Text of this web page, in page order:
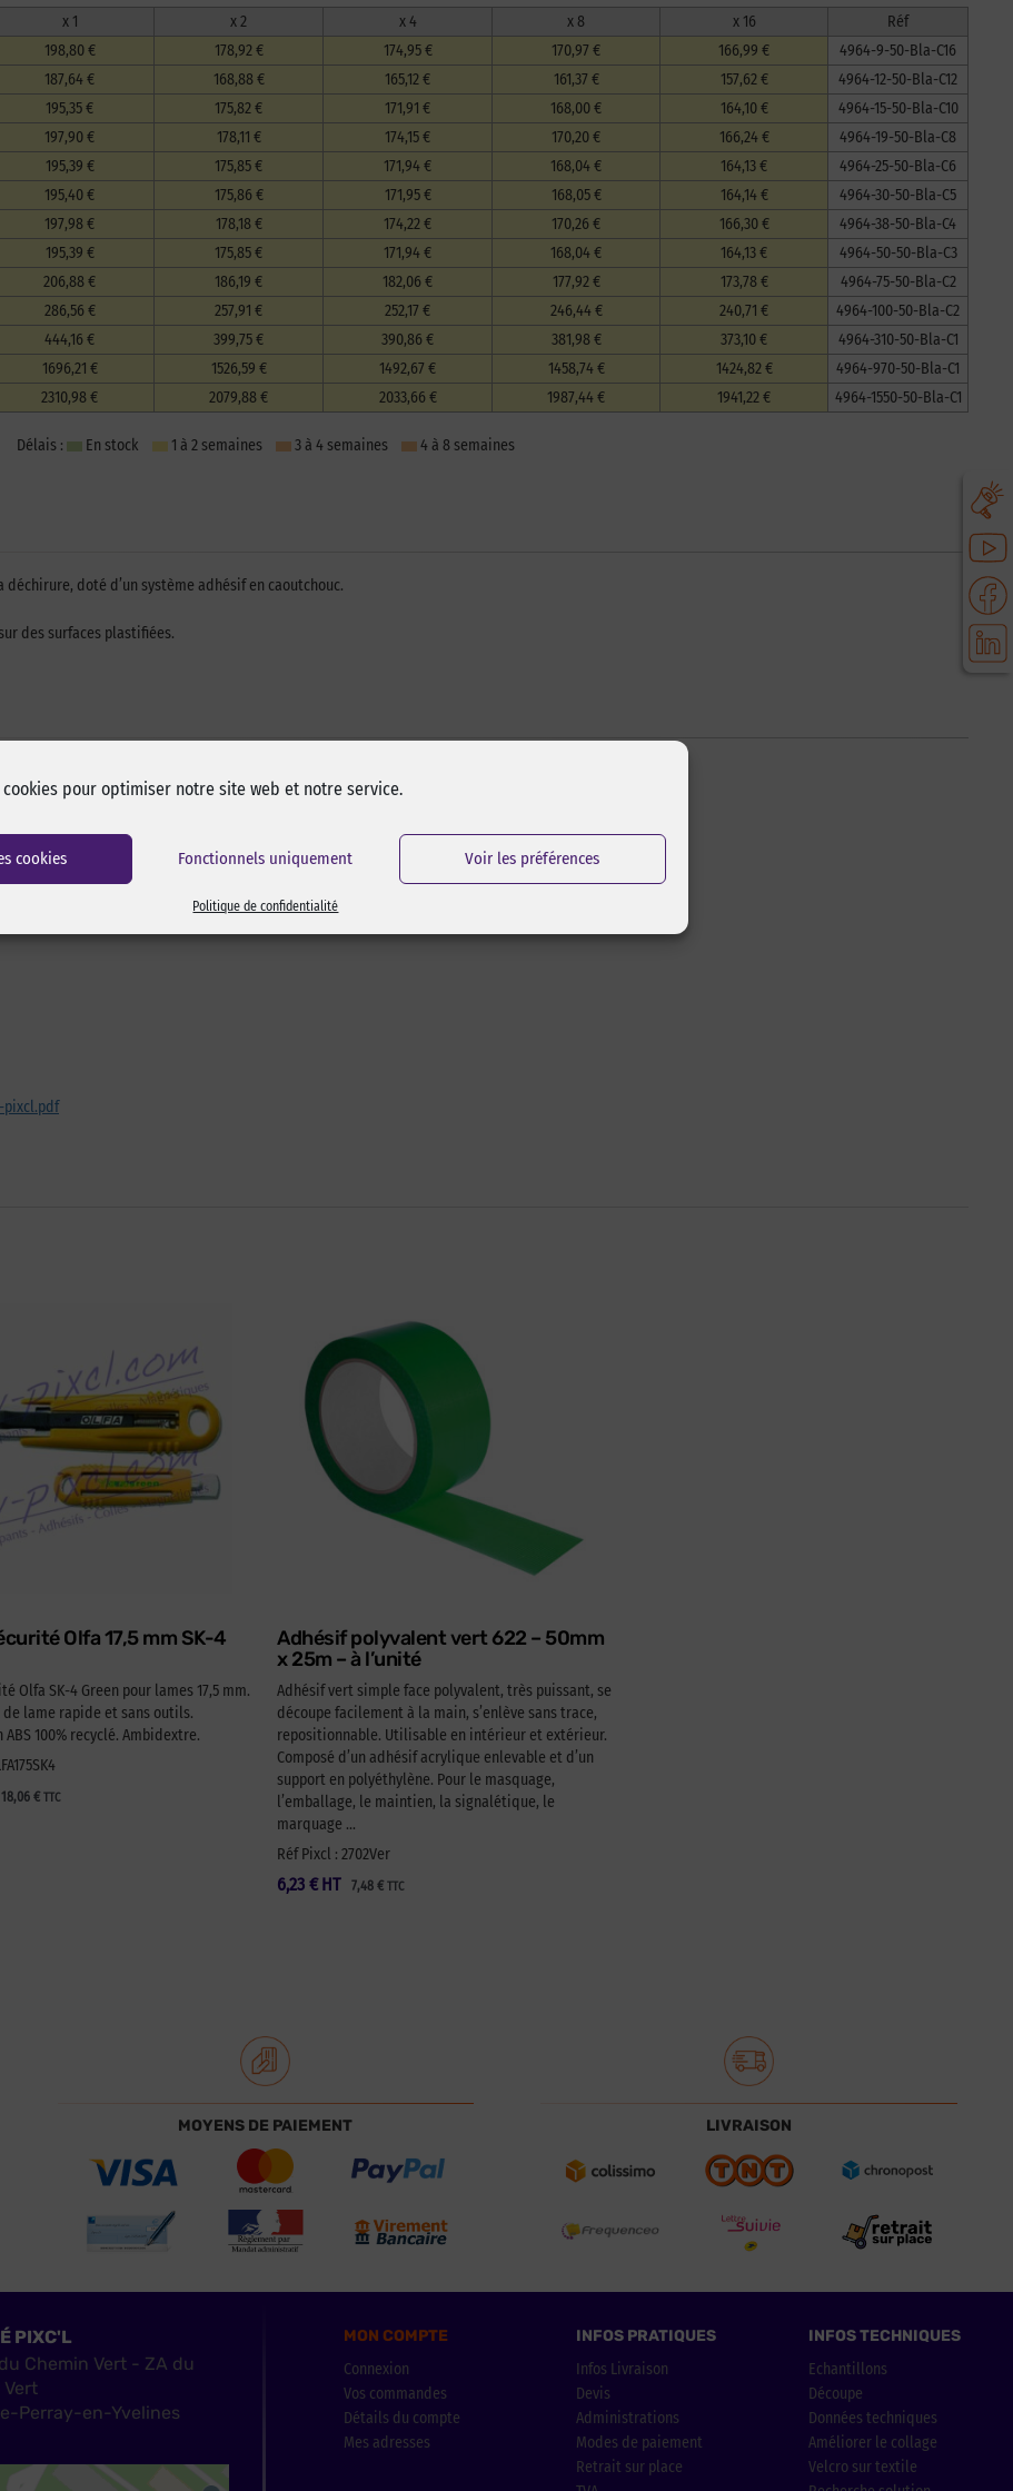
pour optimiser notre site web et notre service.
cookies Fonctionnels uniquement Voir les préférences
Politique de confidentialité
x 1 x 2 x 4 x 8 x 16
Réf
198,80 € 178,92 € 174,95 € 170,97 € 166,99 €
4964-9-50-Bla-C16
187,64 € 168,88 € 165,12 € 161,37 € 157,62 €
4964-12-50-Bla-C12
195,35 € 175,82 € 171,91 € 168,00 € 164,10 €
4964-15-50-Bla-C10
197,90 € 178,11 € 174,15 € 170,20 € 166,24 €
4964-19-50-Bla-C8
195,39 € 175,85 € 171,94 € 168,04 € 164,13 €
4964-25-50-Bla-C6
195,40 € 175,86 € 171,95 € 168,05 € 164,14 €
4964-30-50-Bla-C5
197,98 € 178,18 € 174,22 € 170,26 € 166,30 €
4964-38-50-Bla-C4
195,39 € 175,85 € 171,94 € 168,04 € 164,13 €
4964-50-50-Bla-C3
206,88 € 186,19 € 182,06 € 177,92 € 173,78 €
4964-75-50-Bla-C2
286,56 € 257,91 € 252,17 € 246,44 € 240,71 €
4964-100-50-Bla-C2
444,16 € 399,75 € 390,86 € 381,98 € 373,10 €
4964-310-50-Bla-C1
1696,21 € 1526,59 € 1492,67 € 1458,74 € 1424,82 €
4964-970-50-Bla-C1
2310,98 € 2079,88 € 2033,66 € 1987,44 € 1941,22 € 4964-1550-50-Bla-C1
Délais : En stock 1 à 2 semaines 3 à 4 semaines 4 à 8 semaines
doté d’un système adhésif en caoutchouc.
des surfaces plastifiées.
pixcl.pdf
Olfa 17,5 mm SK-4
Olfa SK-4 Green pour lames 17,5 mm.
de lame rapide et sans outils.
100% recyclé. Ambidextre.
18,06 € TTC
Adhésif polyvalent vert 622 – 50mm
x 25m – à l’unité
Adhésif vert simple face polyvalent, très puissant, se
découpe facilement à la main, s’enlève sans trace,
repositionnable. Utilisable en intérieur et extérieur.
Composé d’un adhésif acrylique enlevable et d’un
support en polyéthylène. Pour le masquage,
l’emballage, le maintien, la signalétique, le
marquage …
Réf Pixcl : 2702Ver
6,23 € 7,48 € TTC
HT
MOYENS DE PAIEMENT LIVRAISON
PIXC'L
Chemin Vert - ZA du
Vert
Perray-en-Yvelines
MON COMPTE
Connexion
Vos commandes
Détails du compte
Mes adresses
INFOS PRATIQUES
Infos Livraison
Devis
Administrations
Modes de paiement
Retrait sur place
INFOS TECHNIQUES
Echantillons
Découpe
Données techniques
Améliorer le collage
Velcro sur textile